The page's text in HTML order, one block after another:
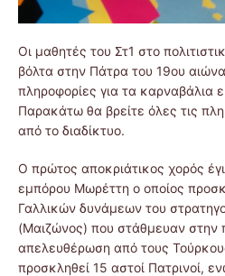
Οι μαθητές του Στ1 στο
βόλτα στην Πάτρα του 19ου
πληροφορίες για τα καρναβάλια
Παρακάτω θα βρείτε όλες τις
από το διαδίκτυο.
Ο πρώτος αποκριάτικος χορός
εμπόρου Μωρέττη ο οποίος
Γαλλικών δυνάμεων του
(Μαιζώνος) που στάθμευαν στην
απελευθέρωση από τους
προσκληθεί 15 αστοί Πατρινοί,